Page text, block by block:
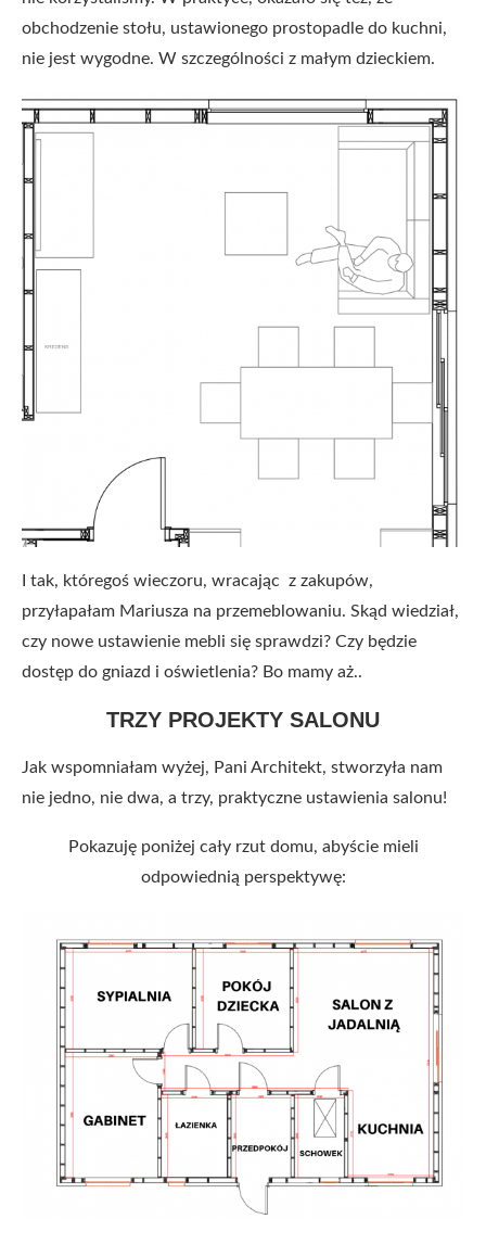
obchodzenie stołu, ustawionego prostopadle do kuchni,
nie jest wygodne. W szczególności z małym dzieckiem.
I tak, któregoś wieczoru, wracając z zakupów,
przyłapałam Mariusza na przemeblowaniu. Skąd wiedział,
czy nowe ustawienie mebli się sprawdzi? Czy będzie
dostęp do gniazd i oświetlenia? Bo mamy aż..
TRZY PROJEKTY SALONU
Jak wspomniałam wyżej, Pani Architekt, stworzyła nam
nie jedno, nie dwa, a trzy, praktyczne ustawienia salonu!
Pokazuję poniżej cały rzut domu, abyście mieli
odpowiednią perspektywę: